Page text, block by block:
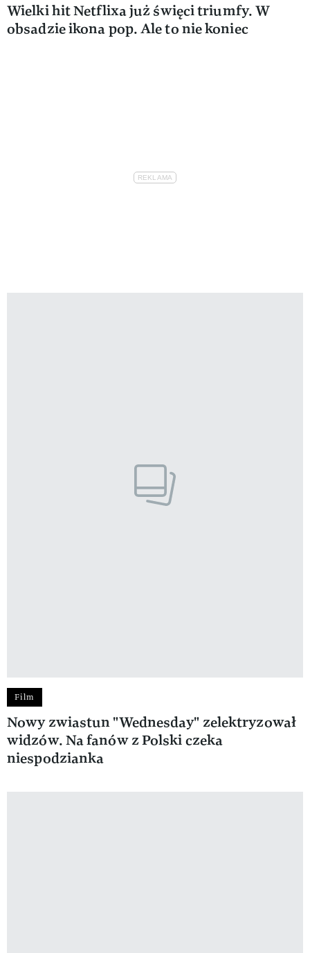
Wielki hit Netflixa już święci triumfy. W
obsadzie ikona pop. Ale to nie koniec
Film
Nowy zwiastun "Wednesday" zelektryzował
widzów. Na fanów z Polski czeka
niespodzianka